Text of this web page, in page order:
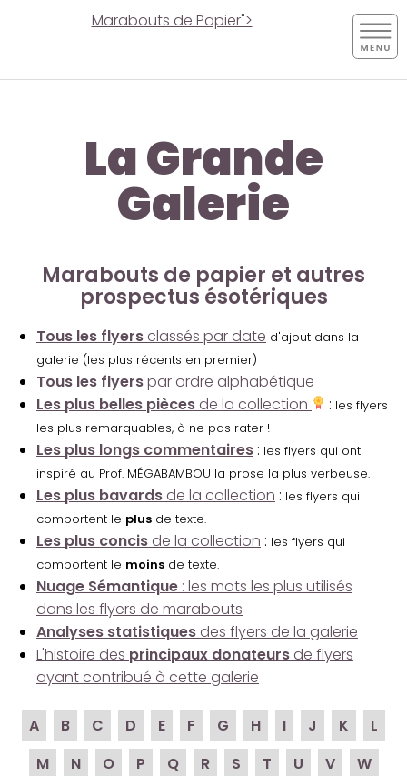
Marabouts de Papier">
La Grande
Galerie
Marabouts de papier et autres
prospectus ésotériques
Tous les flyers classés par date d'ajout dans la
galerie (les plus récents en premier)
Tous les flyerspar ordre alphabétique
Les plus belles pièces de la collection : les flyers
les plus remarquables, à ne pas rater !
Les plus longs commentaires : les flyers qui ont
inspiré au Prof. MÉGABAMBOU la prose la plus verbeuse.
Les plus bavards de la collection : les flyers qui
comportent le plus de texte.
Les plus concis de la collection : les flyers qui
comportent le moins de texte.
Nuage Sémantique : les mots les plus utilisés
dans les flyers de marabouts
Analyses statistiques des flyers de la galerie
L'histoire des principaux donateurs de flyers
ayant contribué à cette galerie
A B C D E F G H I J K
L
M
N O P Q R S T U V
W